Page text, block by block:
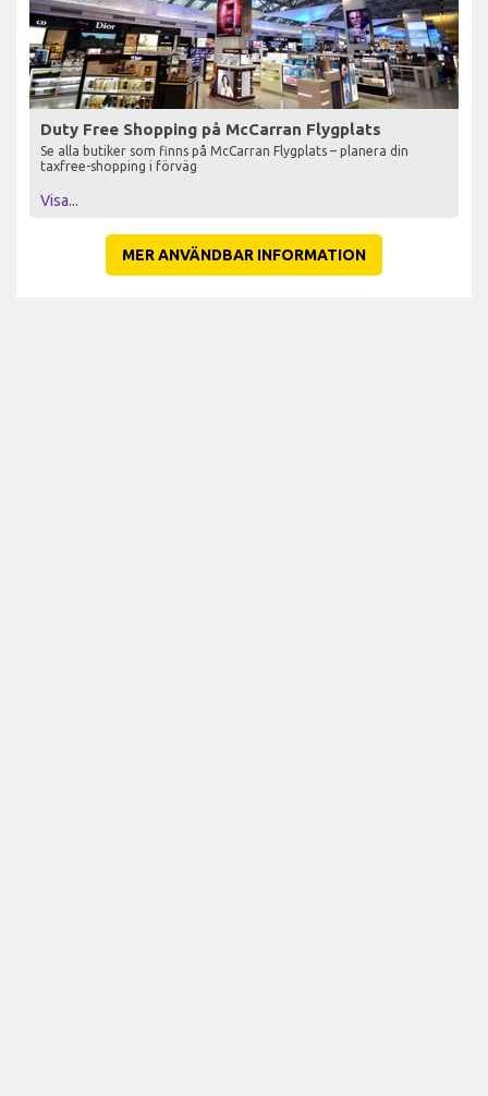
Duty Free Shopping på McCarran Flygplats
Se alla butiker som finns på McCarran Flygplats – planera din
taxfree-shopping i förväg
Visa...
MER ANVÄNDBAR INFORMATION